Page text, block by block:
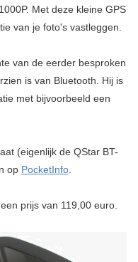
Met deze kleine GPS
van je foto's vastleggen.
van de eerder besproken
is van Bluetooth. Hij is
met bijvoorbeeld een
(eigenlijk de QStar BT-
op PocketInfo.
prijs van 119,00 euro.